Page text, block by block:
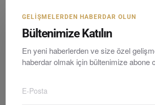
Wednesday, Temmuzy 16, 2025
GELIŞMELERDEN HABERDAR OLUN
Bültenimize Katılın
En yeni haberlerden ve size özel
haberdar olmak için bültenimize abone